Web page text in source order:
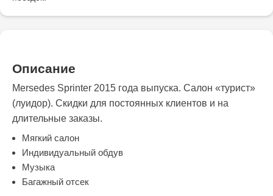
Описание
Mersedes Sprinter 2015 года выпуска. Салон «турист»
(луидор). Скидки для постоянных клиентов и на
длительные заказы.
Мягкий салон
Индивидуальный обдув
Музыка
Багажный отсек